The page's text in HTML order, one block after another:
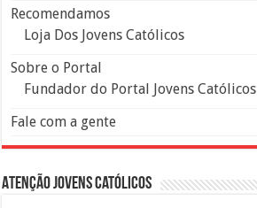
Recomendamos
Loja Dos Jovens Católicos
Sobre o Portal
Fundador do Portal Jovens Católicos
Fale com a gente
Atenção Jovens Católicos